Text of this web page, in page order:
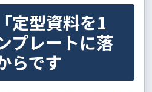
定型資料を1
プレートに落
らです